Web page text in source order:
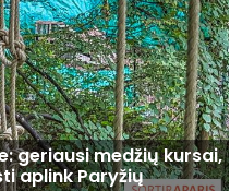
geriausi medžių kursai,
aplink Paryžių